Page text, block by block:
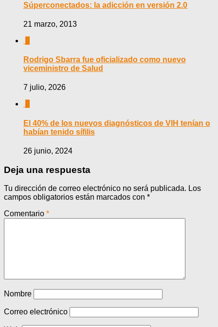
Súperconectados: la adicción en versión 2.0
21 marzo, 2013
Rodrigo Sbarra fue oficializado como nuevo
viceministro de Salud
7 julio, 2026
El 40% de los nuevos diagnósticos de VIH tenían o
habían tenido sífilis
26 junio, 2024
Deja una respuesta
Tu dirección de correo electrónico no será publicada. Los
campos obligatorios están marcados con *
Comentario *
Nombre
Correo electrónico